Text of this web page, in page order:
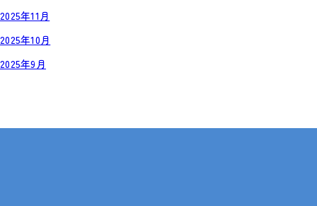
2025年11月
2025年10月
2025年9月